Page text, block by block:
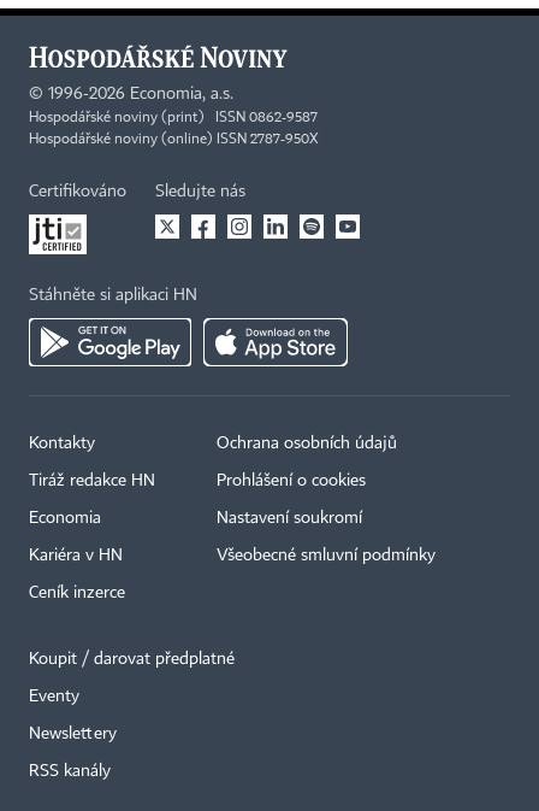
© 1996-2026 Economia, a.s.
Hospodářské noviny (print) ISSN 0862-9587
Hospodářské noviny (online) ISSN 2787-950X
Certifikováno Sledujte nás
Stáhněte si aplikaci HN
Kontakty
Tiráž redakce HN
Economia
Kariéra v HN
Ceník inzerce
Ochrana osobních údajů
Prohlášení o cookies
Nastavení soukromí
Všeobecné smluvní podmínky
Koupit / darovat předplatné
Eventy
Newslettery
RSS kanály